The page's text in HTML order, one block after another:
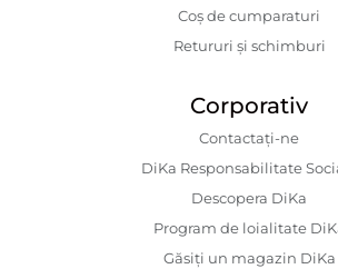
Coș de cumparaturi
Retururi și schimburi
Corporativ
Contactaţi-ne
DiKa Responsabilitate
Descopera DiKa
Program de loialitate
Găsiți un magazin DiKa